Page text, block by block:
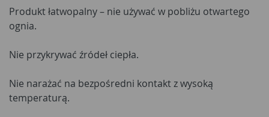
Produkt łatwopalny – nie używać w pobliżu otwartego
ognia.
Nie przykrywać źródeł ciepła.
Nie narażać na bezpośredni kontakt z wysoką
temperaturą.